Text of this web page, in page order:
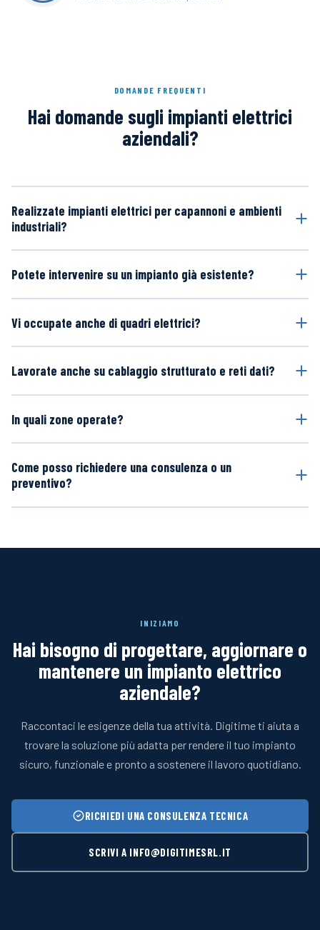
DOMANDE FREQUENTI
Hai domande sugli impianti elettrici
aziendali?
Realizzate impianti elettrici per capannoni e ambienti
industriali?
Potete intervenire su un impianto già esistente?
Vi occupate anche di quadri elettrici?
Lavorate anche su cablaggio strutturato e reti dati?
In quali zone operate?
Come posso richiedere una consulenza o un
preventivo?
INIZIAMO
Hai bisogno di progettare, aggiornare o
mantenere un impianto elettrico
aziendale?
Raccontaci le esigenze della tua attività. Digitime ti aiuta a
trovare la soluzione più adatta per rendere il tuo impianto
sicuro, funzionale e pronto a sostenere il lavoro quotidiano.
RICHIEDI UNA CONSULENZA TECNICA
SCRIVI A INFO@DIGITIMESRL.IT